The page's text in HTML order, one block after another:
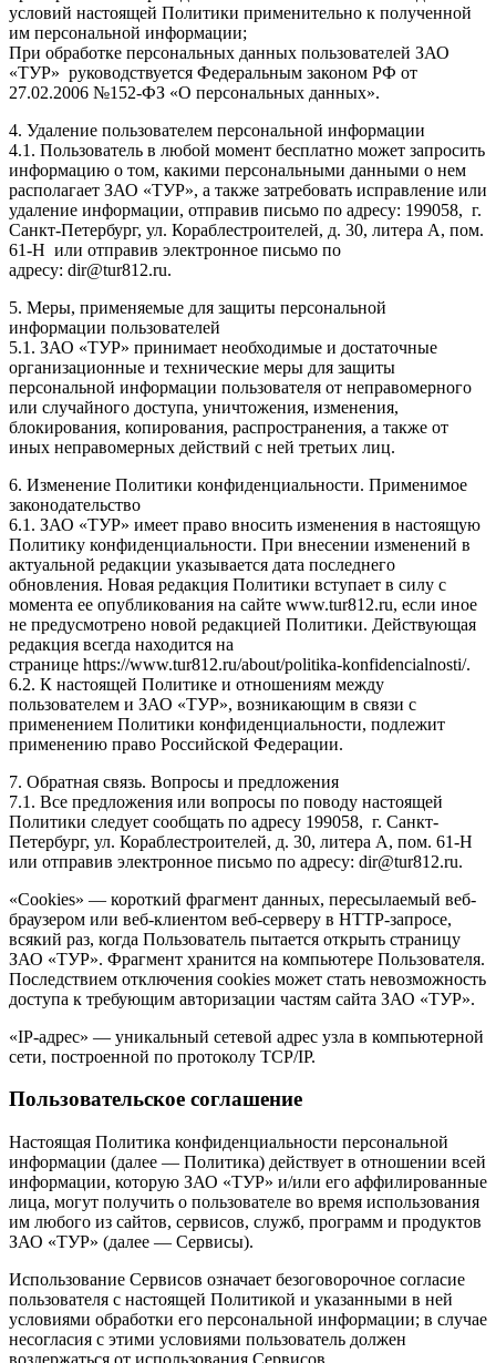
условий настоящей Политики применительно к полученной
им персональной информации;
При обработке персональных данных пользователей ЗАО
«ТУР» руководствуется Федеральным законом РФ от
27.02.2006 №152-ФЗ «О персональных данных».
4. Удаление пользователем персональной информации
4.1. Пользователь в любой момент бесплатно может запросить
информацию о том, какими персональными данными о нем
располагает ЗАО «ТУР», а также затребовать исправление или
удаление информации, отправив письмо по адресу: 199058, г.
Санкт-Петербург, ул. Кораблестроителей, д. 30, литера А, пом.
61-Н или отправив электронное письмо по
адресу: dir@tur812.ru.
5. Меры, применяемые для защиты персональной
информации пользователей
5.1. ЗАО «ТУР» принимает необходимые и достаточные
организационные и технические меры для защиты
персональной информации пользователя от неправомерного
или случайного доступа, уничтожения, изменения,
блокирования, копирования, распространения, а также от
иных неправомерных действий с ней третьих лиц.
6. Изменение Политики конфиденциальности. Применимое
законодательство
6.1. ЗАО «ТУР» имеет право вносить изменения в настоящую
Политику конфиденциальности. При внесении изменений в
актуальной редакции указывается дата последнего
обновления. Новая редакция Политики вступает в силу с
момента ее опубликования на сайте www.tur812.ru, если иное
не предусмотрено новой редакцией Политики. Действующая
редакция всегда находится на
странице https://www.tur812.ru/about/politika-konfidencialnosti/.
6.2. К настоящей Политике и отношениям между
пользователем и ЗАО «ТУР», возникающим в связи с
применением Политики конфиденциальности, подлежит
применению право Российской Федерации.
7. Обратная связь. Вопросы и предложения
7.1. Все предложения или вопросы по поводу настоящей
Политики следует сообщать по адресу 199058, г. Санкт-
Петербург, ул. Кораблестроителей, д. 30, литера А, пом. 61-Н
или отправив электронное письмо по адресу: dir@tur812.ru.
«Cookies» — короткий фрагмент данных, пересылаемый веб-
браузером или веб-клиентом веб-серверу в HTTP-запросе,
всякий раз, когда Пользователь пытается открыть страницу
ЗАО «ТУР». Фрагмент хранится на компьютере Пользователя.
Последствием отключения cookies может стать невозможность
доступа к требующим авторизации частям сайта ЗАО «ТУР».
«IP-адрес» — уникальный сетевой адрес узла в компьютерной
сети, построенной по протоколу TCP/IP.
Пользовательское соглашение
Настоящая Политика конфиденциальности персональной
информации (далее — Политика) действует в отношении всей
информации, которую ЗАО «ТУР» и/или его аффилированные
лица, могут получить о пользователе во время использования
им любого из сайтов, сервисов, служб, программ и продуктов
ЗАО «ТУР» (далее — Сервисы).
Использование Сервисов означает безоговорочное согласие
пользователя с настоящей Политикой и указанными в ней
условиями обработки его персональной информации; в случае
несогласия с этими условиями пользователь должен
воздержаться от использования Сервисов.